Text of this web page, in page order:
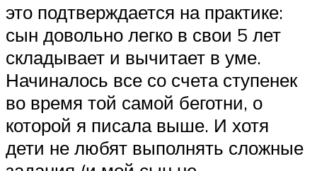
это подтверждается на практике:
сын довольно легко в свои 5 лет
складывает и вычитает в уме.
Начиналось все со счета ступенек
во время той самой беготни, о
которой я писала выше. И хотя
дети не любят выполнять сложные